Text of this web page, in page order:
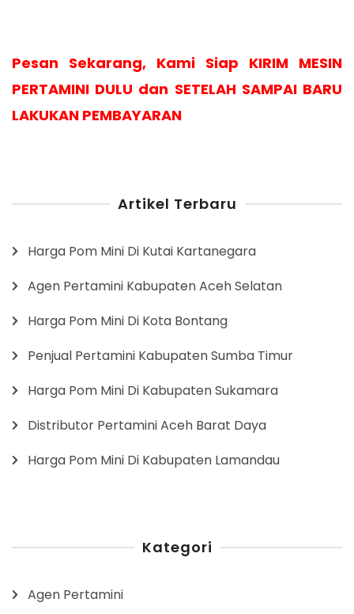
Pesan Sekarang, Kami Siap KIRIM MESIN
PERTAMINI DULU dan SETELAH SAMPAI BARU
LAKUKAN PEMBAYARAN
Artikel Terbaru
Harga Pom Mini Di Kutai Kartanegara
Agen Pertamini Kabupaten Aceh Selatan
Harga Pom Mini Di Kota Bontang
Penjual Pertamini Kabupaten Sumba Timur
Harga Pom Mini Di Kabupaten Sukamara
Distributor Pertamini Aceh Barat Daya
Harga Pom Mini Di Kabupaten Lamandau
Kategori
Agen Pertamini